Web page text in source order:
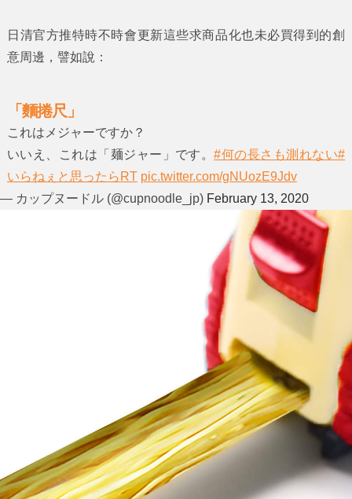
日清官方推特時不時會更新這些求商品化也未必買得到的創
意周邊，譬如說：
「麵捲尺」
これはメジャーですか？
いいえ、これは「麺ジャー」です。#何の長さも測れない#
いらねぇと思ったらRT pic.twitter.com/gNUozE9Jdv
— カップヌードル (@cupnoodle_jp) February 13, 2020